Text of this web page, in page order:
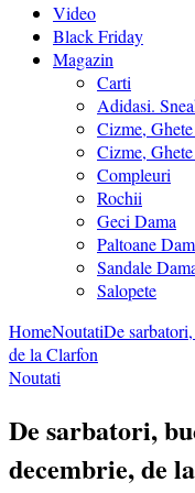
Video
Black Friday
Magazin
Carti
Adidasi.
Cizme,
Cizme,
Compleuri
Rochii
Geci Dama
Paltoane
Sandale
Salopete
HomeNoutatiDe
de la Clarfon
Noutati
De sarbatori,
decembrie, de